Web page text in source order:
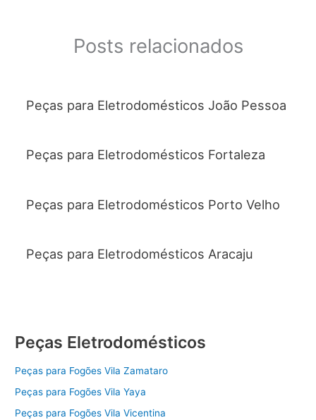
Posts relacionados
Peças para Eletrodomésticos João Pessoa
Peças para Eletrodomésticos Fortaleza
Peças para Eletrodomésticos Porto Velho
Peças para Eletrodomésticos Aracaju
Peças Eletrodomésticos
Peças para Fogões Vila Zamataro
Peças para Fogões Vila Yaya
Peças para Fogões Vila Vicentina